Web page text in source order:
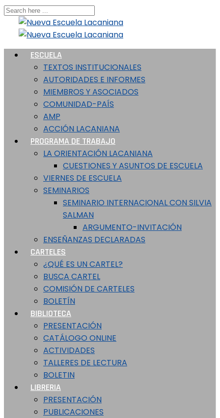
ESCUELA
TEXTOS INSTITUCIONALES
AUTORIDADES E INFORMES
MIEMBROS Y ASOCIADOS
COMUNIDAD-PAÍS
AMP
ACCIÓN LACANIANA
PROGRAMA DE TRABAJO
LA ORIENTACIÓN LACANIANA
CUESTIONES Y ASUNTOS DE ESCUELA
VIERNES DE ESCUELA
SEMINARIOS
SEMINARIO INTERNACIONAL CON SILVIA
SALMAN
ARGUMENTO-INVITACIÓN
ENSEÑANZAS DECLARADAS
CARTELES
¿QUÉ ES UN CARTEL?
BUSCA CARTEL
COMISIÓN DE CARTELES
BOLETÍN
BIBLIOTECA
PRESENTACIÓN
CATÁLOGO ONLINE
ACTIVIDADES
TALLERES DE LECTURA
BOLETIN
LIBRERIA
PRESENTACIÓN
PUBLICACIONES